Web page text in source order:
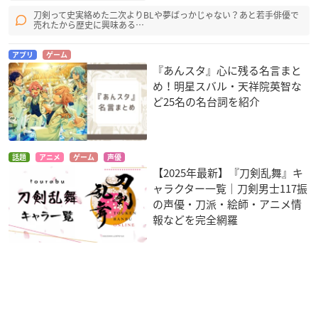
刀剣って史実絡めた二次よりBLや夢ばっかじゃない？あと若手俳優で
売れたから歴史に興味ある…
アプリ ゲーム
『あんスタ』心に残る名言まと
め！明星スバル・天祥院英智な
ど25名の名台詞を紹介
話題 アニメ ゲーム 声優
【2025年最新】『刀剣乱舞』キ
ャラクター一覧｜刀剣男士117振
の声優・刀派・絵師・アニメ情
報などを完全網羅